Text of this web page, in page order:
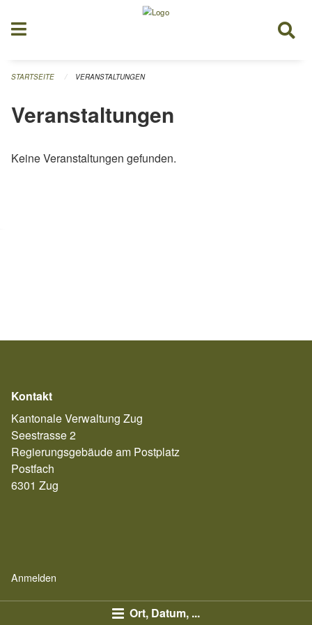
Ort, Datum, ...
STARTSEITE VERANSTALTUNGEN
Veranstaltungen
Keine Veranstaltungen gefunden.
Kontakt
Kantonale Verwaltung Zug
Seestrasse 2
Regierungsgebäude am Postplatz
Postfach
6301 Zug
Anmelden